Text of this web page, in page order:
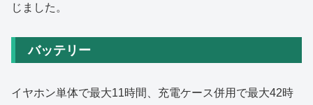
じました。
バッテリー
イヤホン単体で最大11時間、充電ケース併用で最大42時